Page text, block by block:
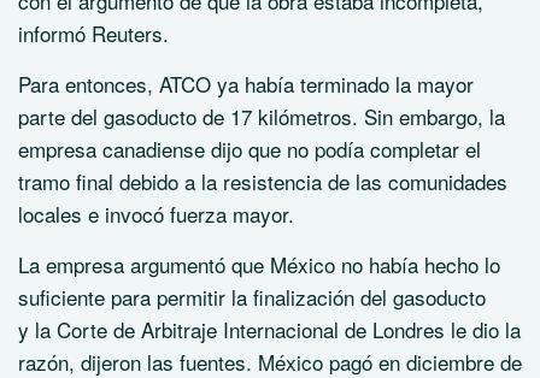
informó Reuters.
Para entonces, ATCO ya había terminado la mayor
parte del gasoducto de 17 kilómetros. Sin embargo, la
empresa canadiense dijo que no podía completar el
tramo final debido a la resistencia de las comunidades
locales e invocó fuerza mayor.
La empresa argumentó que México no había hecho lo
suficiente para permitir la finalización del gasoducto
y la Corte de Arbitraje Internacional de Londres le dio la
razón, dijeron las fuentes. México pagó en diciembre de